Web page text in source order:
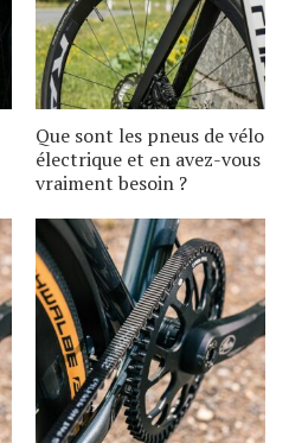
Que sont les pneus de vélo
électrique et en avez-vous
vraiment besoin ?